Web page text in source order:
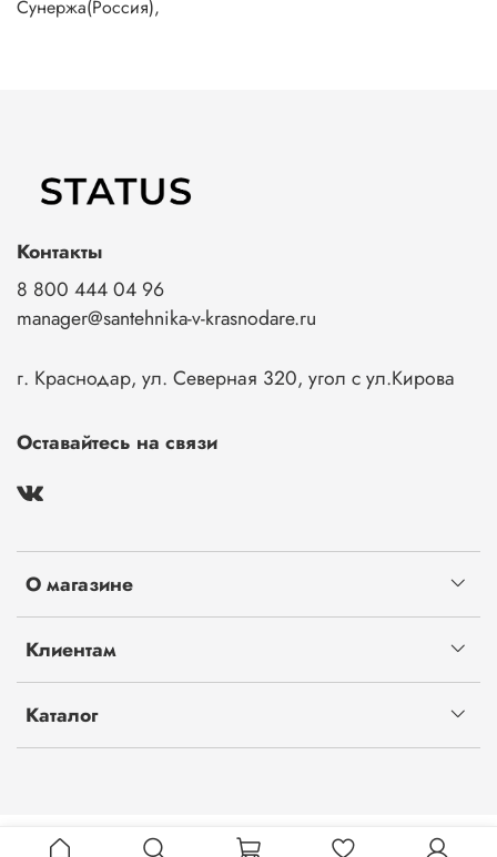
Сунержа(Россия),
О магазине
Клиентам
Каталог
Контакты
8 800 444 04 96
manager@santehnika-v-krasnodare.ru
г. Краснодар, ул. Северная 320, угол с ул.Кирова
Оставайтесь на связи